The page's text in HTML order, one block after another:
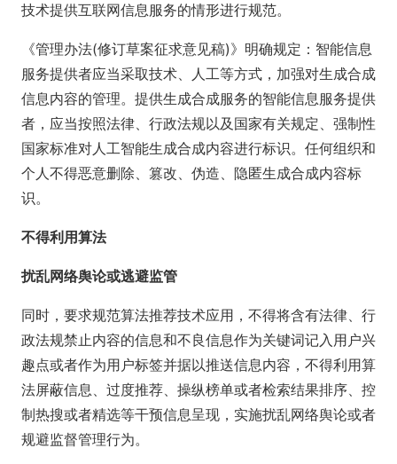
技术提供互联网信息服务的情形进行规范。
《管理办法(修订草案征求意见稿)》明确规定：智能信息
服务提供者应当采取技术、人工等方式，加强对生成合成
信息内容的管理。提供生成合成服务的智能信息服务提供
者，应当按照法律、行政法规以及国家有关规定、强制性
国家标准对人工智能生成合成内容进行标识。任何组织和
个人不得恶意删除、篡改、伪造、隐匿生成合成内容标
识。
不得利用算法
扰乱网络舆论或逃避监管
同时，要求规范算法推荐技术应用，不得将含有法律、行
政法规禁止内容的信息和不良信息作为关键词记入用户兴
趣点或者作为用户标签并据以推送信息内容，不得利用算
法屏蔽信息、过度推荐、操纵榜单或者检索结果排序、控
制热搜或者精选等干预信息呈现，实施扰乱网络舆论或者
规避监督管理行为。